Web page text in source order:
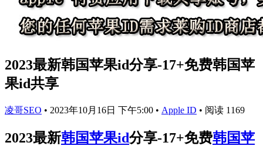
2023最新韩国苹果id分享-17+免费韩国苹
果id共享
凌哥SEO • 2023年10月16日 下午5:00 • Apple ID • 阅读 1169
2023最新韩国苹果id分享-17+免费韩国苹